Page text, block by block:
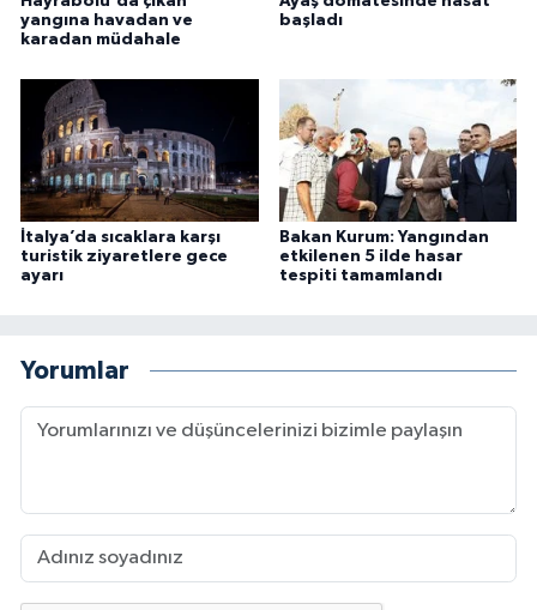
yangına havadan ve
karadan müdahale
başladı
İtalya’da sıcaklara karşı
turistik ziyaretlere gece
ayarı
Bakan Kurum: Yangından
etkilenen 5 ilde hasar
tespiti tamamlandı
Yorumlar